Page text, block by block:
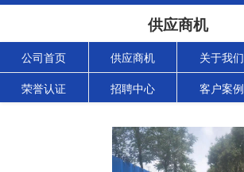
供应商机
公司首页 供应商机 关于我们
荣誉认证 招聘中心 客户案例